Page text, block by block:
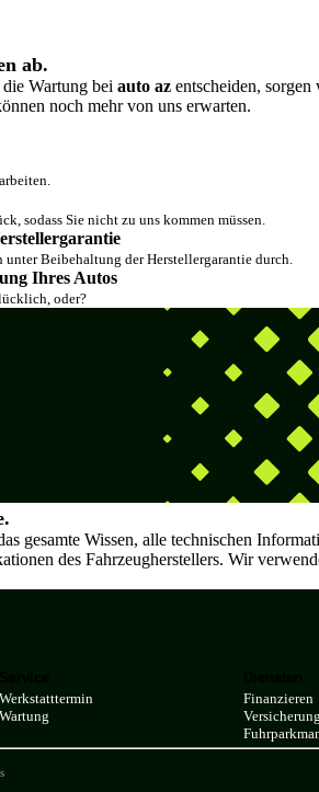
ab.
Wartung bei auto az entscheiden,
noch mehr von uns erwarten.
sodass Sie nicht zu uns kommen müssen.
Beibehaltung der Herstellergarantie durch.
Ihres Autos
oder?
gesamte Wissen, alle technischen
des Fahrzeugherstellers. Wir
Werkstatttermin
Wartung
Finanzieren
Versicherung